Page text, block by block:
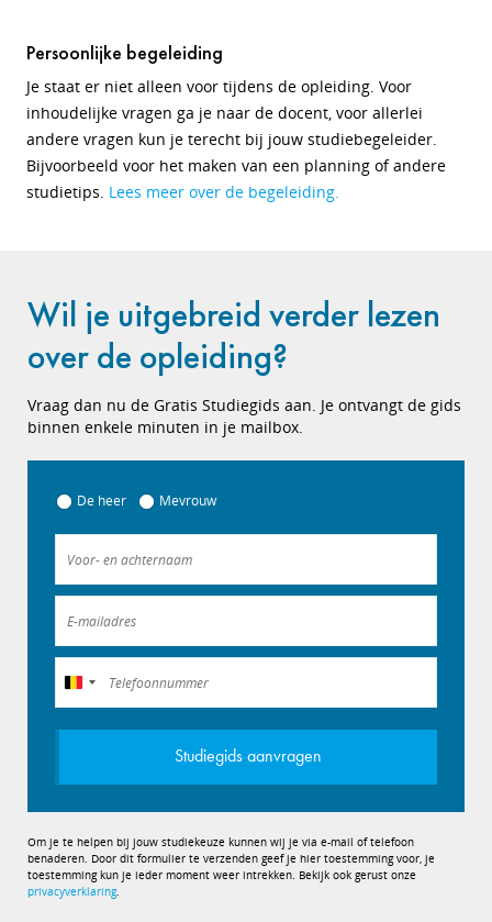
Persoonlijke begeleiding
Je staat er niet alleen voor tijdens de opleiding. Voor
inhoudelijke vragen ga je naar de docent, voor allerlei
andere vragen kun je terecht bij jouw studiebegeleider.
Bijvoorbeeld voor het maken van een planning of andere
studietips. Lees meer over de begeleiding.
Wil je uitgebreid verder lezen
over de opleiding?
Vraag dan nu de Gratis Studiegids aan. Je ontvangt de gids
binnen enkele minuten in je mailbox.
De heer Mevrouw
België
+32
Studiegids aanvragen
Om je te helpen bij jouw studiekeuze kunnen wij je via e-mail of telefoon
benaderen. Door dit formulier te verzenden geef je hier toestemming voor, je
toestemming kun je ieder moment weer intrekken. Bekijk ook gerust onze
privacyverklaring.